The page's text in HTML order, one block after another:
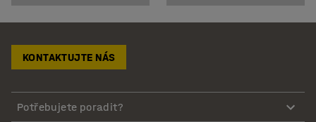
KONTAKTUJTE NÁS
Potřebujete poradit?